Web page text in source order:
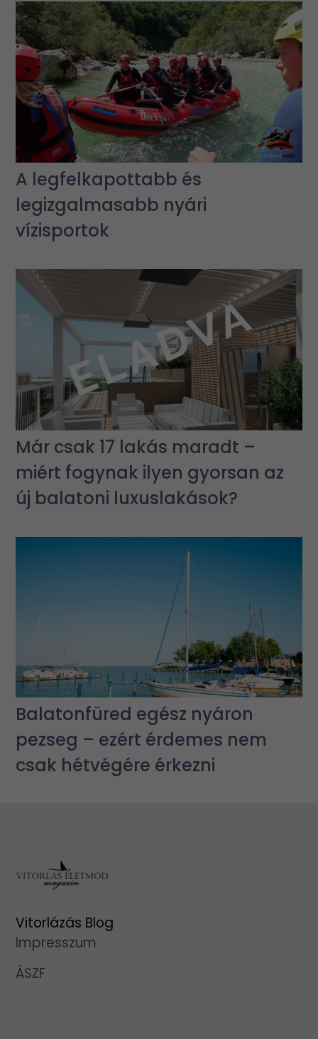
A legfelkapottabb és
legizgalmasabb nyári
vízisportok
Már csak 17 lakás maradt –
miért fogynak ilyen gyorsan az
új balatoni luxuslakások?
Balatonfüred egész nyáron
pezseg – ezért érdemes nem
csak hétvégére érkezni
Vitorlázás Blog
Impresszum
ÁSZF